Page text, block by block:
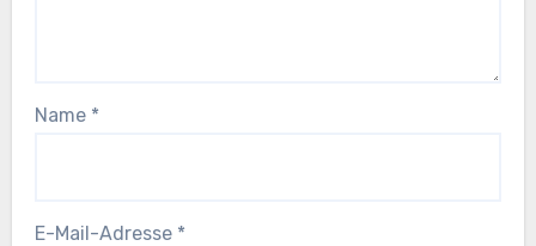
Name *
E-Mail-Adresse *